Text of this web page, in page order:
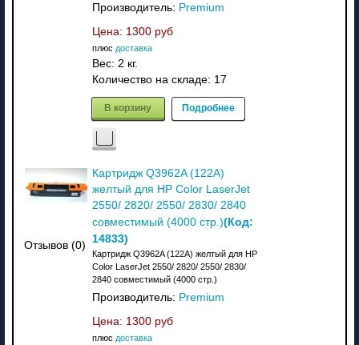
Производитель: Premium
Цена: 1300 руб
плюс доставка
Вес: 2 кг.
Количество на складе: 17
В корзину Подробнее
Отзывов (0)
Картридж Q3962A (122A)
желтый для HP Color LaserJet
2550/ 2820/ 2550/ 2830/ 2840
совместимый (4000 стр.)(Код:
14833)
Картридж Q3962A (122A) желтый для HP
Color LaserJet 2550/ 2820/ 2550/ 2830/
2840 совместимый (4000 стр.)
Производитель: Premium
Цена: 1300 руб
плюс доставка